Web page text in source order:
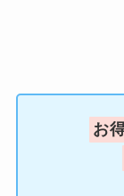
お